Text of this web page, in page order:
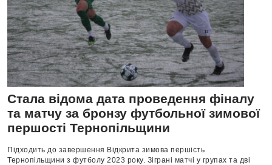
Стала відома дата проведення фіналу
та матчу за бронзу футбольної зимової
першості Тернопільщини
Підходить до завершення Відкрита зимова першість
Тернопільщини з футболу 2023 року. Зіграні матчі у групах та дві